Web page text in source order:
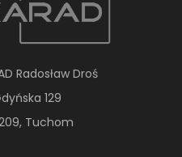
Radosław Droś
129
Tuchom